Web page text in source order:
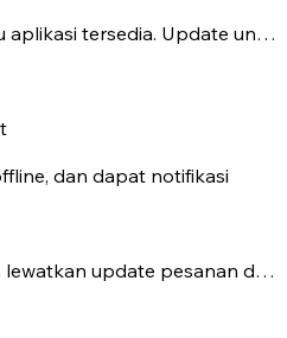
tersedia. Update untuk fitur terbaru.
dan dapat notifikasi
update pesanan dan chat dokter.